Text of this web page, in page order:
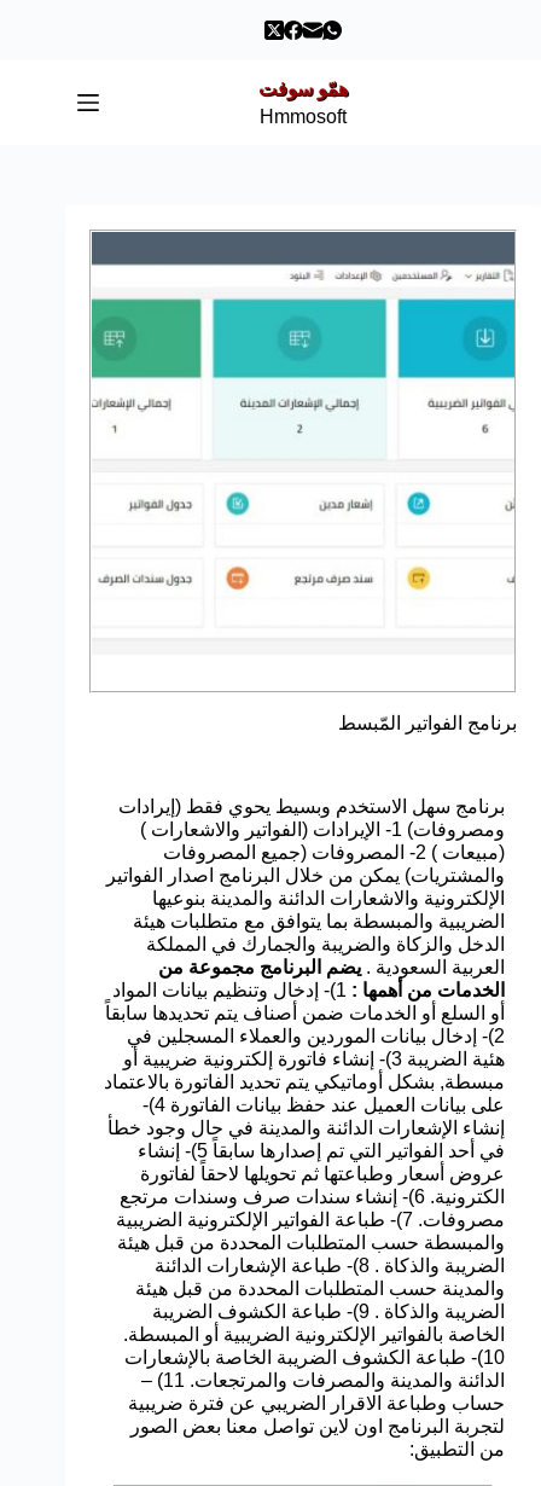
همّو سوفت
Hmmosoft
برنامج الفواتير المّبسط
برنامج سهل الاستخدم وبسيط يحوي فقط (إيرادات
ومصروفات) 1- الإيرادات (الفواتير والاشعارات )
(مبيعات ) 2- المصروفات (جميع المصروفات
والمشتريات) يمكن من خلال البرنامج اصدار الفواتير
الإلكترونية والاشعارات الدائنة والمدينة بنوعيها
الضريبية والمبسطة بما يتوافق مع متطلبات هيئة
الدخل والزكاة والضريبة والجمارك في المملكة
العربية السعودية . يضم البرنامج مجموعة من
الخدمات من أهمها :
1)- إدخال وتنظيم بيانات المواد
أو السلع أو الخدمات ضمن أصناف يتم تحديدها سابقاً
2)- إدخال بيانات الموردين والعملاء المسجلين في
هئية الضريبة 3)- إنشاء فاتورة إلكترونية ضريبية أو
مبسطة, بشكل أوماتيكي يتم تحديد الفاتورة بالاعتماد
على بيانات العميل عند حفظ بيانات الفاتورة 4)-
إنشاء الإشعارات الدائنة والمدينة في حال وجود خطأ
في أحد الفواتير التي تم إصدارها سابقاً 5)- إنشاء
عروض أسعار وطباعتها ثم تحويلها لاحقاً لفاتورة
الكترونية. 6)- إنشاء سندات صرف وسندات مرتجع
مصروفات. 7)- طباعة الفواتير الإلكترونية الضريبية
والمبسطة حسب المتطلبات المحددة من قبل هيئة
الضريبة والذكاة . 8)- طباعة الإشعارات الدائنة
والمدينة حسب المتطلبات المحددة من قبل هيئة
الضريبة والذكاة . 9)- طباعة الكشوف الضريبة
الخاصة بالفواتير الإلكترونية الضريبية أو المبسطة.
10)- طباعة الكشوف الضريبة الخاصة بالإشعارات
الدائنة والمدينة والمصرفات والمرتجعات. 11) –
حساب وطباعة الاقرار الضريبي عن فترة ضريبية
لتجربة البرنامج اون لاين تواصل معنا بعض الصور
من التطبيق: